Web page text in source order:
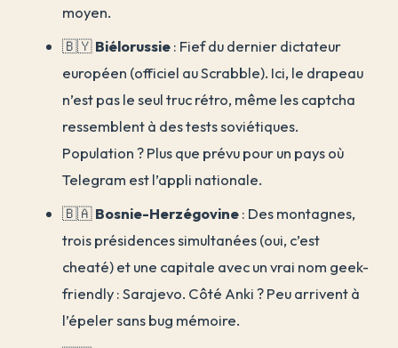
moyen.
🇧🇾Biélorussie: Fief du dernier dictateur
européen (officiel au Scrabble). Ici, le drapeau
n’est pas le seul truc rétro, même les captcha
ressemblent à des tests soviétiques.
Population ? Plus que prévu pour un pays où
Telegram est l’appli nationale.
🇧🇦Bosnie-Herzégovine: Des montagnes,
trois présidences simultanées (oui, c’est
cheaté) et une capitale avec un vrai nom geek-
friendly : Sarajevo. Côté Anki ? Peu arrivent à
l’épeler sans bug mémoire.